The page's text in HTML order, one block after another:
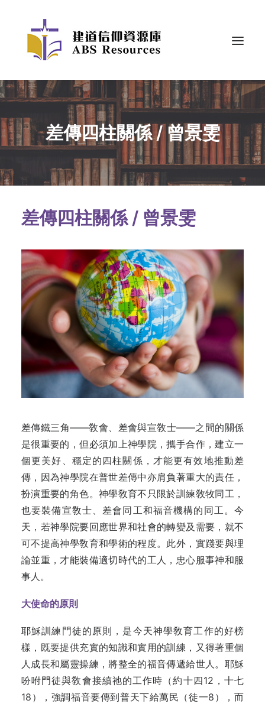
差傳四柱關係 / 曾景雯
差傳四柱關係 / 曾景雯
差傳鐵三角——敎會、差會與宣敎士——之間的關係
是很重要的，但必須加上神學院，攜手合作，建立一
個更美好、穩定的四柱關係，才能更有效地推動差
傳，因為神學院在普世差傳中亦肩負著重大的責任，
扮演重要的角色。神學敎育不只限於訓練敎牧同工，
也要裝備宣敎士、差會同工和福音機構的同工。今
天，若神學院要回應世界和社會的轉變及需要，就不
可不提高神學敎育和學術的程度。此外，實踐要與理
論並重，才能裝備適切時代的工人，忠心服事神和服
事人。
大使命的原則
耶穌訓練門徒的原則，是今天神學敎育工作的好榜
樣，既要提供充實的知識和實用的訓練，又得著重個
人成長和屬靈操練，將整全的福音傳遞給世人。耶穌
吩咐門徒與敎會接續祂的工作時（約十四12，十七
18），強調福音要傳到普天下給萬民（徒一8），而